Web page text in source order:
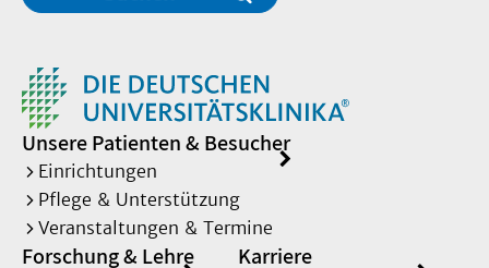
Unsere Patienten & Besucher
Einrichtungen
Pflege & Unterstützung
Veranstaltungen & Termine
Forschung & Lehre Karriere